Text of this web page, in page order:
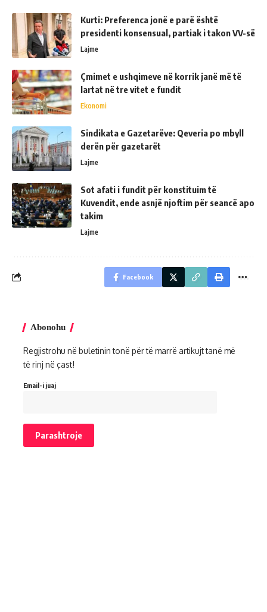
Kurti: Preferenca jonë e parë është
presidenti konsensual, partiak i takon VV-së
Lajme
Çmimet e ushqimeve në korrik janë më të
lartat në tre vitet e fundit
Ekonomi
Sindikata e Gazetarëve: Qeveria po mbyll
derën për gazetarët
Lajme
Sot afati i fundit për konstituim të
Kuvendit, ende asnjë njoftim për seancë apo
takim
Lajme
Facebook
Abonohu
Regjistrohu në buletinin tonë për të marrë artikujt tanë më
të rinj në çast!
Email-i juaj